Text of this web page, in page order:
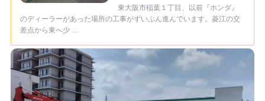
東大阪市稲葉１丁目、以前『ホンダ』
のディーラーがあった場所の工事がずいぶん進んでいます。菱江の交
差点から東へ少 …